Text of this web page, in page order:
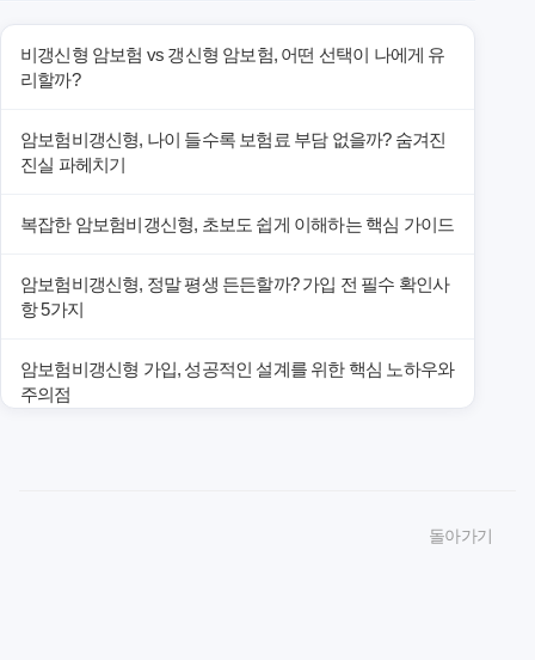
비갱신형 암보험 vs 갱신형 암보험, 어떤 선택이 나에게 유
리할까?
암보험비갱신형, 나이 들수록 보험료 부담 없을까? 숨겨진
진실 파헤치기
복잡한 암보험비갱신형, 초보도 쉽게 이해하는 핵심 가이드
암보험비갱신형, 정말 평생 든든할까? 가입 전 필수 확인사
항 5가지
암보험비갱신형 가입, 성공적인 설계를 위한 핵심 노하우와
주의점
돌아가기